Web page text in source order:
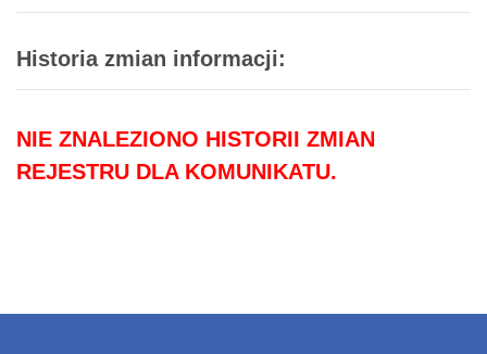
Historia zmian informacji:
NIE ZNALEZIONO HISTORII ZMIAN
REJESTRU DLA KOMUNIKATU.